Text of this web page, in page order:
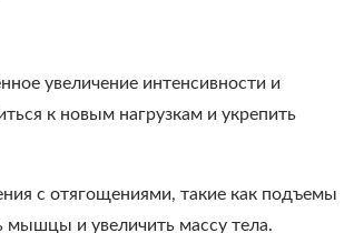
увеличение интенсивности и
к новым нагрузкам и укрепить
с отягощениями, такие как подъемы
мышцы и увеличить массу тела.